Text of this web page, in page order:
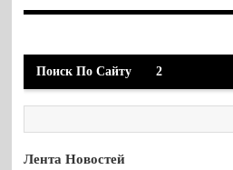
Поиск По Сайту 2
Лента Новостей